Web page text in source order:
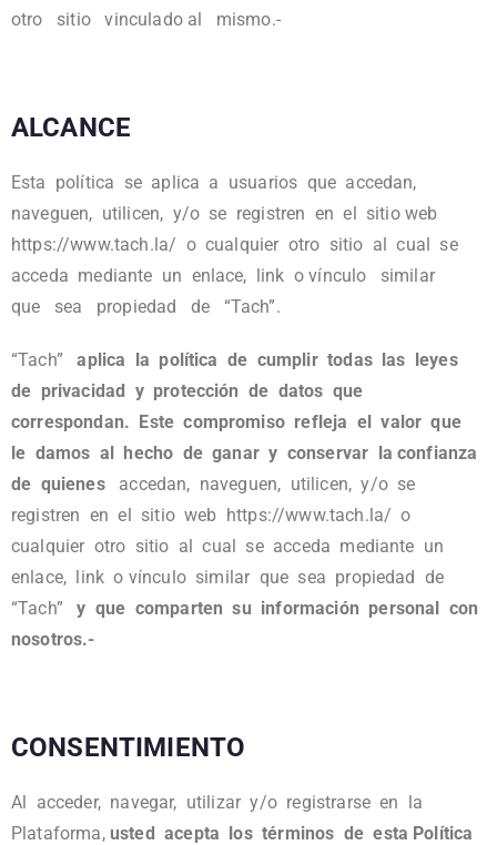
otro sitio vinculado al mismo.-
ALCANCE
Esta política se aplica a usuarios que accedan,
naveguen, utilicen, y/o se registren en el sitio web
https://www.tach.la/ o cualquier otro sitio al cual se
acceda mediante un enlace, link o vínculo similar
que sea propiedad de “Tach”.
“Tach”aplica la política de cumplir todas las leyes
de privacidad y protección de datos que
correspondan. Este compromiso refleja el valor que
le damos al hecho de ganar y conservar la confianza
de quienes
accedan, naveguen, utilicen, y/o se
registren en el sitio web https://www.tach.la/ o
cualquier otro sitio al cual se acceda mediante un
enlace, link o vínculo similar que sea propiedad de
“Tach”y que comparten su información personal con
nosotros.-
CONSENTIMIENTO
Al acceder, navegar, utilizar y/o registrarse en la
Plataforma, usted acepta los términos de esta Política